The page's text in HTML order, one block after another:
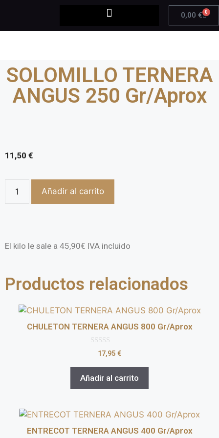
0,00€ 0
SOLOMILLO TERNERA
ANGUS 250 Gr/Aprox
11,50 €
Añadir al carrito
El kilo le sale a 45,90€ IVA incluido
Productos relacionados
CHULETON TERNERA ANGUS 800 Gr/Aprox
17,95 €
Añadir al carrito
ENTRECOT TERNERA ANGUS 400 Gr/Aprox